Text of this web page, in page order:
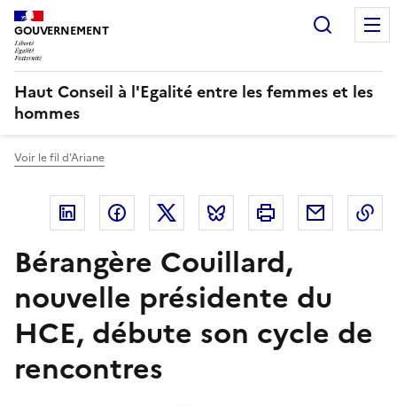
Panneau de gestion des cookies
GOUVERNEMENT
Haut Conseil à l'Egalité entre les femmes et les
hommes
Voir le fil d'Ariane
Linkedin FacebookTwitter Bluesky Imprimer Courriel
Bérangère Couillard,
nouvelle présidente du
HCE, débute son cycle de
rencontres